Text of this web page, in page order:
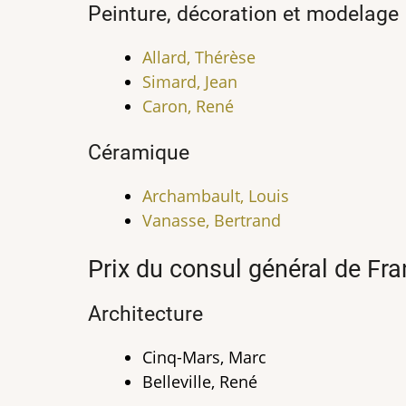
Peinture, décoration et modelage
Allard, Thérèse
Simard, Jean
Caron, René
Céramique
Archambault, Louis
Vanasse, Bertrand
Prix du consul général de
Architecture
Cinq-Mars, Marc
Belleville, René